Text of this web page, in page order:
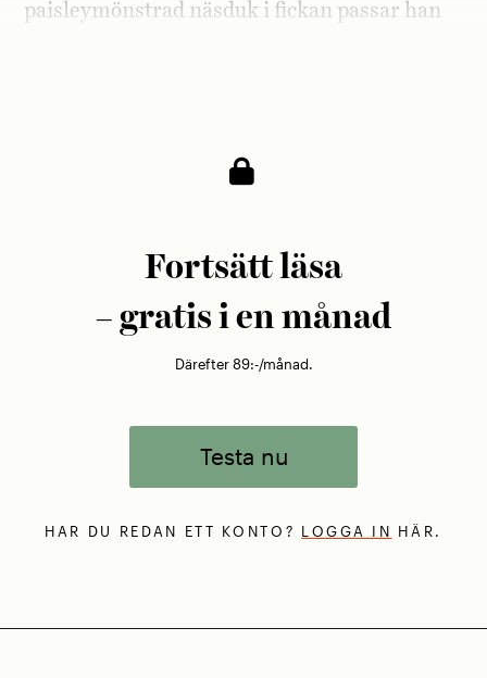
paisleymönstrad näsduk i fickan passar han
Fortsätt läsa
– gratis i en månad
Därefter 89:-/månad.
Testa nu
HAR DU REDAN ETT KONTO? LOGGA IN HÄR.